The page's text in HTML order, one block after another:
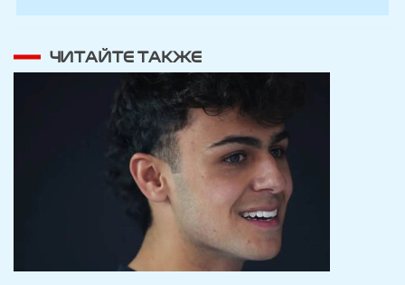
ЧИТАЙТЕ ТАКЖЕ